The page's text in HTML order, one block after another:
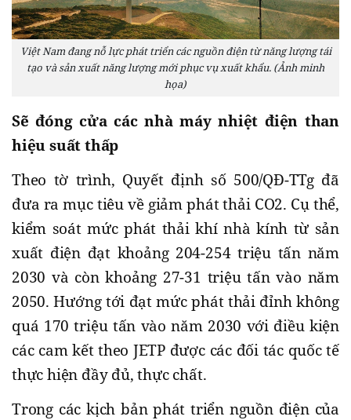
Việt Nam đang nỗ lực phát triển các nguồn điện từ năng lượng tái
tạo và sản xuất năng lượng mới phục vụ xuất khẩu. (Ảnh minh
họa)
Sẽ đóng cửa các nhà máy nhiệt điện than
hiệu suất thấp
Theo tờ trình, Quyết định số 500/QĐ-TTg đã
đưa ra mục tiêu về giảm phát thải CO2. Cụ thể,
kiểm soát mức phát thải khí nhà kính từ sản
xuất điện đạt khoảng 204-254 triệu tấn năm
2030 và còn khoảng 27-31 triệu tấn vào năm
2050. Hướng tới đạt mức phát thải đỉnh không
quá 170 triệu tấn vào năm 2030 với điều kiện
các cam kết theo JETP được các đối tác quốc tế
thực hiện đầy đủ, thực chất.
Trong các kịch bản phát triển nguồn điện của